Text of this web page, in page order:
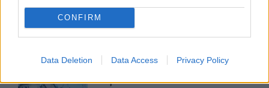
CONFIRM
Data Deletion Data Access Privacy Policy
10/07/26
εργαλείο αποκαλύπτει πού
κατευθύνονται τα ευρωπαϊκά
κεφάλαια